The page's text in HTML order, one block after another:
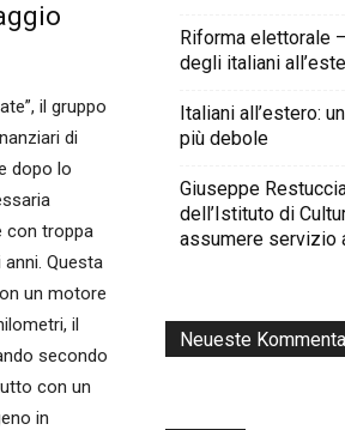
il gruppo
di
dopo lo
con troppa
Questa
un motore
il
secondo
con un
in
Riforma elettorale
degli italiani
Italiani all’estero:
più debole
Giuseppe
dell’Istituto di
assumere servizio
Neueste